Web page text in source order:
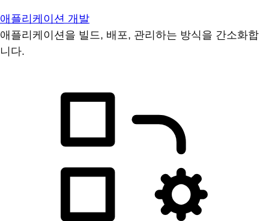
애플리케이션 개발
애플리케이션을 빌드, 배포, 관리하는 방식을 간소화합
니다.